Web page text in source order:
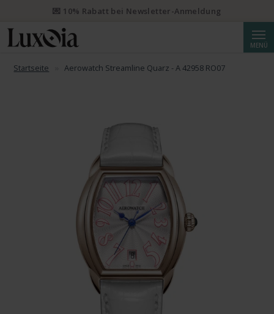
MENÜ
Startseite Aerowatch Streamline Quarz - A 42958 RO07
📦 Priority Versand ab CHF 50 kostenlos. Eingeschriebener Priority
Versand ab CHF 250.